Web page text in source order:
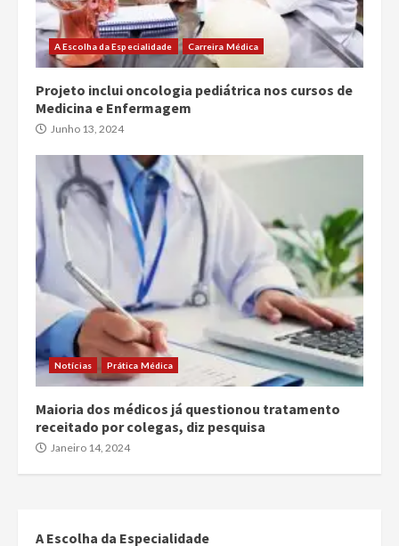
A Escolha da Especialidade Carreira Médica
Projeto inclui oncologia pediátrica nos cursos de
Medicina e Enfermagem
Junho 13, 2024
Notícias Prática Médica
Maioria dos médicos já questionou tratamento
receitado por colegas, diz pesquisa
Janeiro 14, 2024
A Escolha da Especialidade